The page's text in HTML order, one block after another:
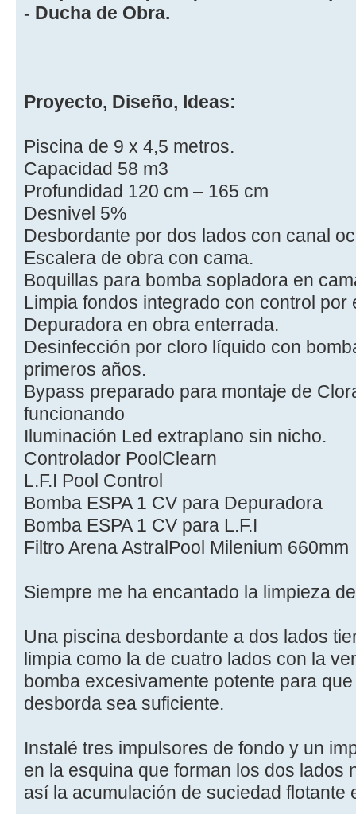
- Ducha de Obra.
Proyecto, Diseño, Ideas:
Piscina de 9 x 4,5 metros.
Capacidad 58 m3
Profundidad 120 cm – 165 cm
Desnivel 5%
Desbordante por dos lados con canal
Escalera de obra con cama.
Boquillas para bomba sopladora en
Limpia fondos integrado con control por
Depuradora en obra enterrada.
Desinfección por cloro líquido con
primeros años.
Bypass preparado para montaje de
funcionando
Iluminación Led extraplano sin nicho.
Controlador PoolClearn
L.F.I Pool Control
Bomba ESPA 1 CV para Depuradora
Bomba ESPA 1 CV para L.F.I
Filtro Arena AstralPool Milenium 660mm
Siempre me ha encantado la limpieza
Una piscina desbordante a dos lados
limpia como la de cuatro lados con la
bomba excesivamente potente para
desborda sea suficiente.
Instalé tres impulsores de fondo y un
en la esquina que forman los dos lados
así la acumulación de suciedad flotante